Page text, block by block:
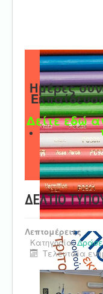
Ημέρες
Δείτε εδώ
ΔΕΛΤΙΟ
Λεπτομέρειες
Κατηγορία:
Τελευταία